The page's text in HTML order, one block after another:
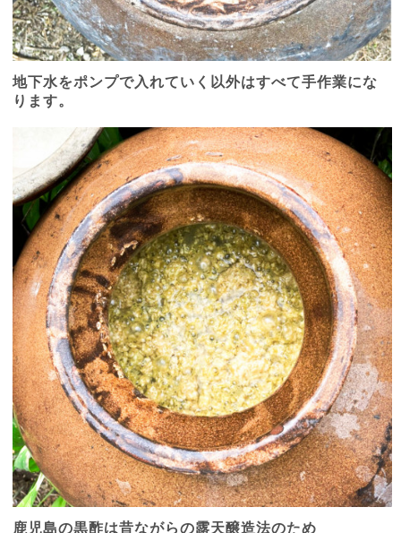
地下水をポンプで入れていく以外はすべて手作業にな
ります。
鹿児島の黒酢は昔ながらの露天醸造法のため